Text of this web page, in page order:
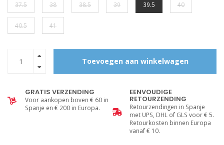
37.5 38 38.5 39 39.5 40
40.5 41
Toevoegen aan winkelwagen
GRATIS VERZENDING
Voor aankopen boven € 60 in
Spanje en € 200 in Europa.
EENVOUDIGE
RETOURZENDING
Retourzendingen in Spanje
met UPS, DHL of GLS voor € 5.
Retourkosten binnen Europa
vanaf € 10.